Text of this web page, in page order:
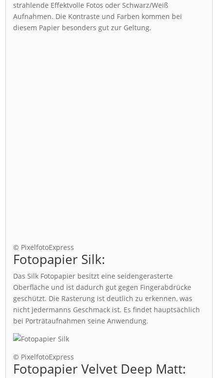
strahlende Effektvolle Fotos oder Schwarz/Weiß
Aufnahmen. Die Kontraste und Farben kommen bei
diesem Papier besonders gut zur Geltung.
© PixelfotoExpress
Fotopapier Silk:
Das Silk Fotopapier besitzt eine seidengerasterte
Oberfläche und ist dadurch gut gegen Fingerabdrücke
geschützt. Die Rasterung ist deutlich zu erkennen, was
nicht jedermanns Geschmack ist. Es findet hauptsächlich
bei Porträtaufnahmen seine Anwendung.
© PixelfotoExpress
Fotopapier Velvet Deep Matt: